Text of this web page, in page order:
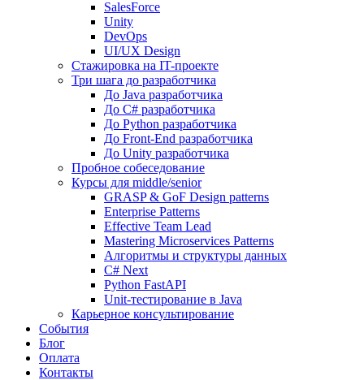
SalesForce
Unity
DevOps
UI/UX Design
Стажировка на IT-проекте
Три шага до разработчика
До Java разработчика
До C# разработчика
До Python разработчика
До Front-End разработчика
До Unity разработчика
Пробное собеседование
Курсы для middle/senior
GRASP & GoF Design patterns
Enterprise Patterns
Effective Team Lead
Mastering Microservices Patterns
Алгоритмы и структуры данных
C# Next
Python FastAPI
Unit-тестирование в Java
Карьерное консультирование
События
Блог
Оплата
Контакты